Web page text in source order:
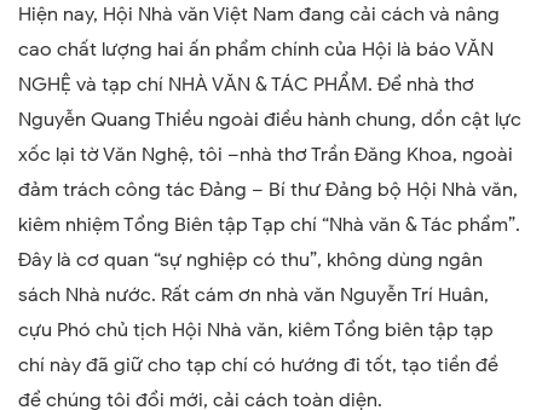
Hiện nay, Hội Nhà văn Việt Nam đang cải cách và nâng
cao chất lượng hai ấn phẩm chính của Hội là báo VĂN
NGHỆ và tạp chí NHÀ VĂN & TÁC PHẨM. Để nhà thơ
Nguyễn Quang Thiều ngoài điều hành chung, dồn cật lực
xốc lại tờ Văn Nghệ, tôi –nhà thơ Trần Đăng Khoa, ngoài
đảm trách công tác Đảng – Bí thư Đảng bộ Hội Nhà văn,
kiêm nhiệm Tổng Biên tập Tạp chí “Nhà văn & Tác phẩm”.
Đây là cơ quan “sự nghiệp có thu”, không dùng ngân
sách Nhà nước. Rất cám ơn nhà văn Nguyễn Trí Huân,
cựu Phó chủ tịch Hội Nhà văn, kiêm Tổng biên tập tạp
chí này đã giữ cho tạp chí có hướng đi tốt, tạo tiền đề
để chúng tôi đổi mới, cải cách toàn diện.